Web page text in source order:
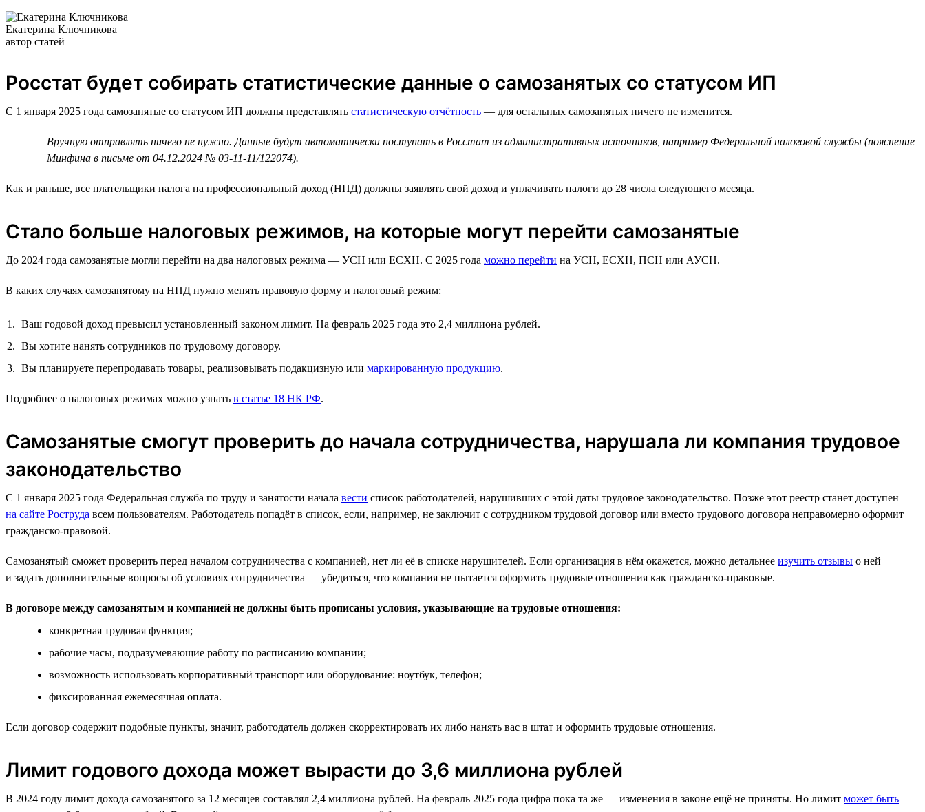
Екатерина Ключникова
автор статей
Росстат будет собирать статистические данные о самозанятых со статусом ИП
С 1 января 2025 года самозанятые со статусом ИП должны представлять статистическую отчётность — для остальных самозанятых ничего не изменится.
Вручную отправлять ничего не нужно. Данные будут автоматически поступать в Росстат из административных источников, например Федеральной налоговой службы (пояснение
Минфина в письме от 04.12.2024 № 03-11-11/122074).
Как и раньше, все плательщики налога на профессиональный доход (НПД) должны заявлять свой доход и уплачивать налоги до 28 числа следующего месяца.
Стало больше налоговых режимов, на которые могут перейти самозанятые
До 2024 года самозанятые могли перейти на два налоговых режима — УСН или ЕСХН. С 2025 года можно перейти на УСН, ЕСХН, ПСН или АУСН.
В каких случаях самозанятому на НПД нужно менять правовую форму и налоговый режим:
Ваш годовой доход превысил установленный законом лимит. На февраль 2025 года это 2,4 миллиона рублей.
Вы хотите нанять сотрудников по трудовому договору.
Вы планируете перепродавать товары, реализовывать подакцизную или маркированную продукцию.
Подробнее о налоговых режимах можно узнать в статье 18 НК РФ.
Самозанятые смогут проверить до начала сотрудничества, нарушала ли компания трудовое
законодательство
С 1 января 2025 года Федеральная служба по труду и занятости начала вести список работодателей, нарушивших с этой даты трудовое законодательство. Позже этот реестр станет доступен
на сайте Роструда всем пользователям. Работодатель попадёт в список, если, например, не заключит с сотрудником трудовой договор или вместо трудового договора неправомерно оформит
гражданско-правовой.
Самозанятый сможет проверить перед началом сотрудничества с компанией, нет ли её в списке нарушителей. Если организация в нём окажется, можно детальнее изучить отзывы о ней
и задать дополнительные вопросы об условиях сотрудничества — убедиться, что компания не пытается оформить трудовые отношения как гражданско-правовые.
В договоре между самозанятым и компанией не должны быть прописаны условия, указывающие на трудовые отношения:
конкретная трудовая функция;
рабочие часы, подразумевающие работу по расписанию компании;
возможность использовать корпоративный транспорт или оборудование: ноутбук, телефон;
фиксированная ежемесячная оплата.
Если договор содержит подобные пункты, значит, работодатель должен скорректировать их либо нанять вас в штат и оформить трудовые отношения.
Лимит годового дохода может вырасти до 3,6 миллиона рублей
В 2024 году лимит дохода самозанятого за 12 месяцев составлял 2,4 миллиона рублей. На февраль 2025 года цифра пока та же — изменения в законе ещё не приняты. Но лимит может быть